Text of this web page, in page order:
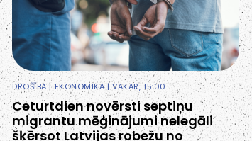
DROŠĪBA|EKONOMIKA| VAKAR, 15:00
Ceturtdien novērsti septiņu
migrantu mēģinājumi nelegāli
šķērsot Latvijas robežu no